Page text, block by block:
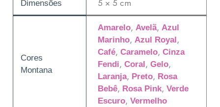
Dimensões 5 × 5 cm
Cores
Montana
Amarelo, Avelã, Azul
Marinho, Azul Royal,
Café, Caramelo, Cinza
Fendi, Coral, Gelo,
Laranja, Preto, Rosa
Bebê, Rosa Pink, Verde
Escuro, Vermelho